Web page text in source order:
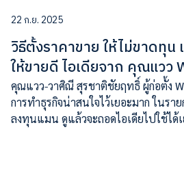
22 ก.ย. 2025
วิธีตั้งราคาขาย ให้ไม่ขาดทุน
ให้ขายดี ไอเดียจาก คุณแวว
คุณแวว-วาศิณี สุรชาติชัยฤทธิ์ ผู้ก่อตั้ง
การทำธุรกิจน่าสนใจไว้เยอะมาก ในราย
ลงทุนแมน ดูแล้วจะถอดไอเดียไปใช้ได้